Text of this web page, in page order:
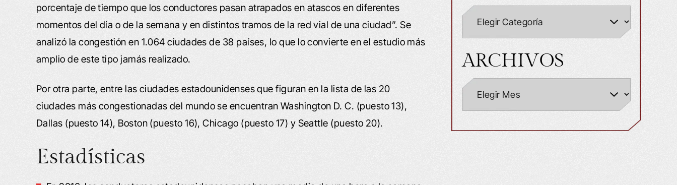
porcentaje de tiempo que los conductores pasan atrapados en atascos en diferentes
momentos del día o de la semana y en distintos tramos de la red vial de una ciudad”. Se
analizó la congestión en 1.064 ciudades de 38 países, lo que lo convierte en el estudio más
amplio de este tipo jamás realizado.
Por otra parte, entre las ciudades estadounidenses que figuran en la lista de las 20
ciudades más congestionadas del mundo se encuentran Washington D. C. (puesto 13),
Dallas (puesto 14), Boston (puesto 16), Chicago (puesto 17) y Seattle (puesto 20).
Estadísticas
ARCHIVOS